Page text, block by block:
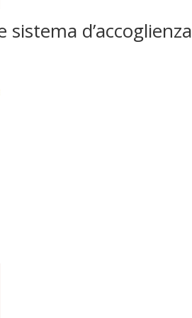
d’accoglienza